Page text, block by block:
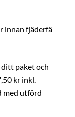
innan fjäderfä
paket och
kr inkl.
med utförd